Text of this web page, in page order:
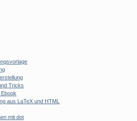
Tricks
aus LaTeX und HTML
mit dot